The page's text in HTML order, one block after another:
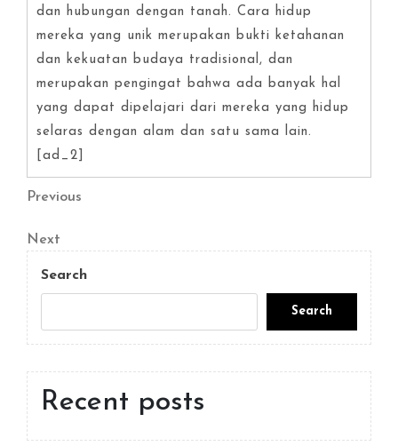
dan hubungan dengan tanah. Cara hidup
mereka yang unik merupakan bukti ketahanan
dan kekuatan budaya tradisional, dan
merupakan pengingat bahwa ada banyak hal
yang dapat dipelajari dari mereka yang hidup
selaras dengan alam dan satu sama lain.
[ad_2]
Post
navigation
Previous
Previous
Next
Post
Next
Search
Search
Recent posts